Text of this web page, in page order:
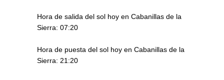
Hora de salida del sol hoy en Cabanillas de la
Sierra: 07:20
Hora de puesta del sol hoy en Cabanillas de la
Sierra: 21:20